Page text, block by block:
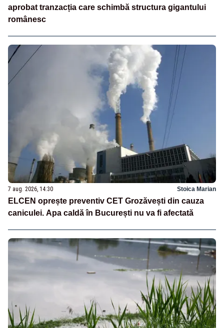
aprobat tranzacția care schimbă structura gigantului
românesc
7 aug. 2026, 14:30 Stoica Marian
ELCEN oprește preventiv CET Grozăvești din cauza
caniculei. Apa caldă în București nu va fi afectată